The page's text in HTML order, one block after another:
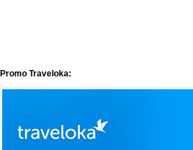
Promo Traveloka: